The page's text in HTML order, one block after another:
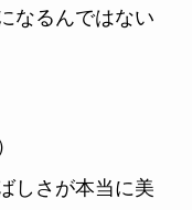
なるんではない
しさが本当に美